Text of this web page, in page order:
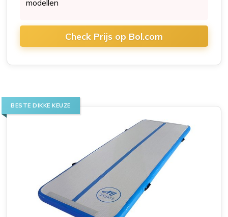
modellen
Check Prijs op Bol.com
BESTE DIKKE KEUZE